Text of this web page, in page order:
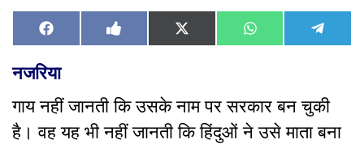
Share
on
Facebook Share
on
Like
on
Share
on
X
(Twitter)
Share
on
WhatsAppShare
on
नजरिया
गाय नहीं जानती कि उसके नाम पर सरकार बन चुकी
है। वह यह भी नहीं जानती कि हिंदुओं ने उसे माता बना